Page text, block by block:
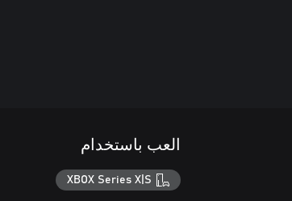
العب باستخدام
XBOX Series X|S